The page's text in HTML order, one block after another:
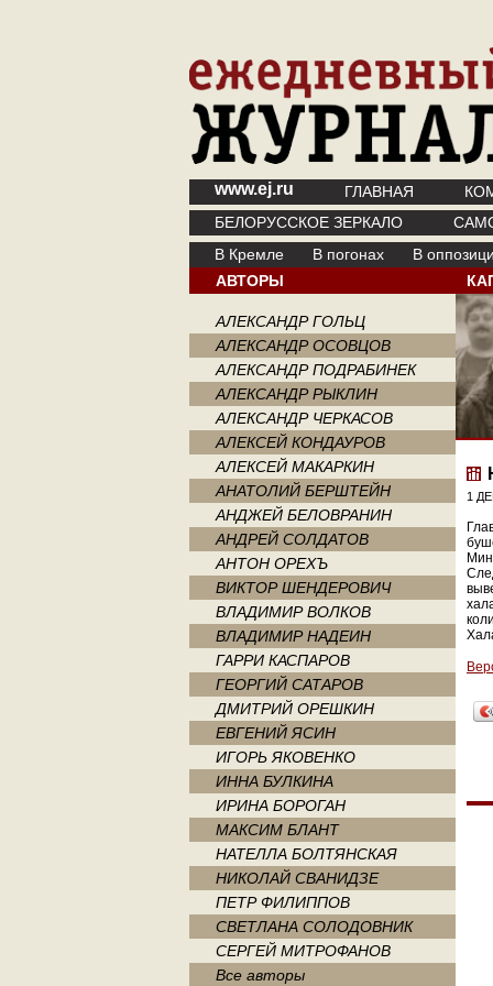
www.ej.ru ГЛАВНАЯ
БЕЛОРУССКОЕ ЗЕРКАЛО
В Кремле
В погонах
В
АВТОРЫ
АЛЕКСАНДР ГОЛЬЦ
АЛЕКСАНДР ОСОВЦОВ
АЛЕКСАНДР ПОДРАБИНЕК
АЛЕКСАНДР РЫКЛИН
АЛЕКСАНДР ЧЕРКАСОВ
АЛЕКСЕЙ КОНДАУРОВ
АЛЕКСЕЙ МАКАРКИН
АНАТОЛИЙ БЕРШТЕЙН
АНДЖЕЙ БЕЛОВРАНИН
АНДРЕЙ СОЛДАТОВ
АНТОН ОРЕХЪ
ВИКТОР ШЕНДЕРОВИЧ
ВЛАДИМИР ВОЛКОВ
ВЛАДИМИР НАДЕИН
ГАРРИ КАСПАРОВ
ГЕОРГИЙ САТАРОВ
ДМИТРИЙ ОРЕШКИН
ЕВГЕНИЙ ЯСИН
ИГОРЬ ЯКОВЕНКО
ИННА БУЛКИНА
ИРИНА БОРОГАН
МАКСИМ БЛАНТ
НАТЕЛЛА БОЛТЯНСКАЯ
НИКОЛАЙ СВАНИДЗЕ
ПЕТР ФИЛИППОВ
СВЕТЛАНА СОЛОДОВНИК
СЕРГЕЙ МИТРОФАНОВ
Все авторы
1